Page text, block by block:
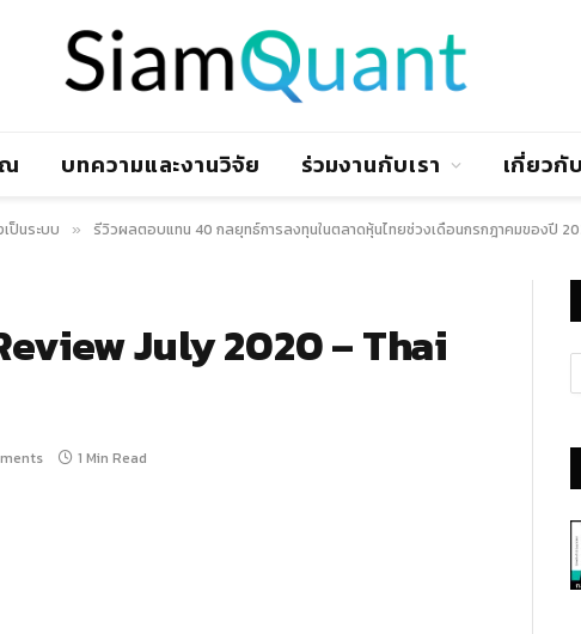
บทความและงานวิจัย ร่วมงานกับเรา เกี่ยวกั
ป็นระบบ » รีวิวผลตอบแทน 40 กลยุทธ์การลงทุนในตลาดหุ้นไทยช่วงเดือนกรกฎาคมของปี
July 2020 – Thai
1 Min Read